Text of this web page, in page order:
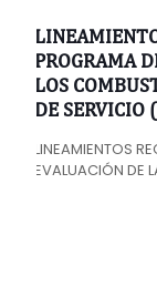
PROGRAMA
LOS
DE SERVICIO
LINEAMIENTOS
EVALUACIÓN DE